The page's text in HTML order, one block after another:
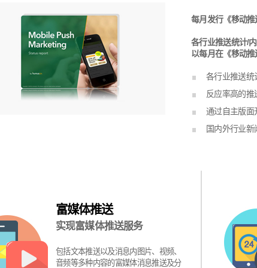
每月发行《移动推
各行业推送统计/
以每月在《移动
各行业推送统
反应率高的
通过自主版面
国内外行业
富媒体推送
实现富媒体推送服务
包括文本推送以及消息内图片、视频、
音频等多种内容的富媒体消息推送及分